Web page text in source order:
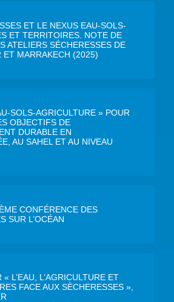
ET LE NEXUS EAU-SOLS-
ET TERRITOIRES. NOTE DE
ATELIERS SÉCHERESSES DE
ET MARRAKECH (2025)
SOLS-AGRICULTURE » POUR
OBJECTIFS DE
DURABLE EN
AU SAHEL ET AU NIVEAU
CONFÉRENCE DES
SUR L’OCÉAN
« L’EAU, L’AGRICULTURE ET
FACE AUX SÈCHERESSES »,